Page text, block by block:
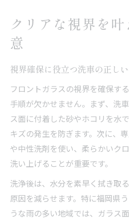
クリアな視界を
意
視界確保に役立つ洗車の正し
フロントガラスの視界を確保す
手順が欠かせません。まず、洗
ス面に付着した砂やホコリを水
キズの発生を防ぎます。次に、
や中性洗剤を使い、柔らかいク
洗い上げることが重要です。
洗浄後は、水分を素早く拭き取
原因を減らせます。特に福岡県
うな雨の多い地域では、ガラス